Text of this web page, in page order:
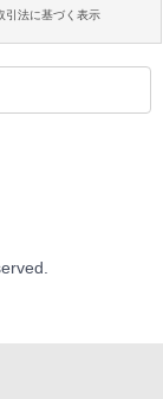
引法に基づく表示